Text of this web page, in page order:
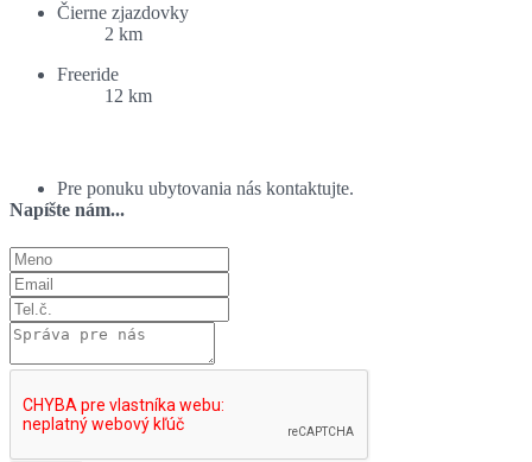
Čierne zjazdovky
2 km
Freeride
12 km
Pre ponuku ubytovania nás kontaktujte.
Napíšte nám...